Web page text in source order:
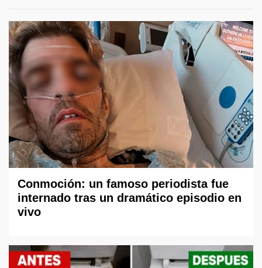
Conmoción: un famoso periodista fue
internado tras un dramático episodio en
vivo